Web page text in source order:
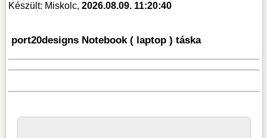
Készült: Miskolc,2026.08.09. 11:20:40
port20designs Notebook ( laptop ) táska